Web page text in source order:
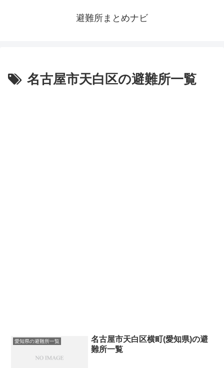
避難所まとめナビ
名古屋市天白区の避難所一覧
愛知県の避難所一覧
名古屋市天白区横町(愛知県)の避
難所一覧